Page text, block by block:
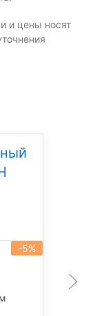
и цены носят
-5%